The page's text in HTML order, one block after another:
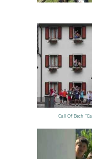
Call Of Bech